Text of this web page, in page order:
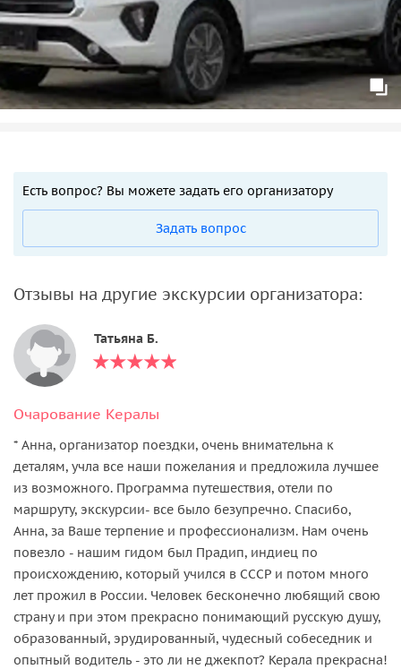
Есть вопрос? Вы можете задать его организатору
Задать вопрос
Отзывы на другие экскурсии организатора:
Татьяна Б.
Очарование Кералы
* Анна, организатор поездки, очень внимательна к
деталям, учла все наши пожелания и предложила лучшее
из возможного. Программа путешествия, отели по
маршруту, экскурсии- все было безупречно. Спасибо,
Анна, за Ваше терпение и профессионализм. Нам очень
повезло - нашим гидом был Прадип, индиец по
происхождению, который учился в СССР и потом много
лет прожил в России. Человек бесконечно любящий свою
страну и при этом прекрасно понимающий русскую душу,
образованный, эрудированный, чудесный собеседник и
опытный водитель - это ли не джекпот? Керала прекрасна!